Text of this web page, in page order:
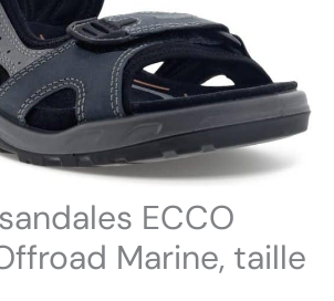
ECCO
Marine, taille